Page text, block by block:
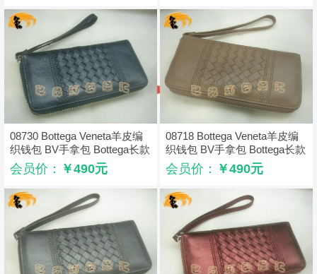
08730 Bottega Veneta羊皮编
织钱包 BV手拿包 Bottega长款
钱包 卡包 手包 深蓝色
会员价： ￥490元
08718 Bottega Veneta羊皮编
织钱包 BV手拿包 Bottega长款
钱包 卡包 手包 浅啡色
会员价： ￥490元